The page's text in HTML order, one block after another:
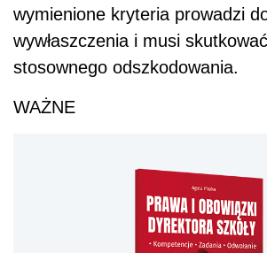
wymienione kryteria prowadzi
wywłaszczenia i musi
stosownego odszkodowania.
WAŻNE